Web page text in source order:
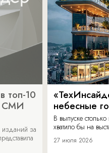
топ-10
СМИ
изданий за
небесные
В выпуске
хватило бы на
27 июля 2026